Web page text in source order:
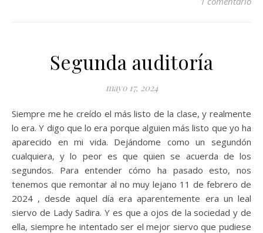
Segunda auditoría
mayo 17, 2024
Siempre me he creído el más listo de la clase, y realmente
lo era. Y digo que lo era porque alguien más listo que yo ha
aparecido en mi vida. Dejándome como un segundón
cualquiera, y lo peor es que quien se acuerda de los
segundos. Para entender cómo ha pasado esto, nos
tenemos que remontar al no muy lejano 11 de febrero de
2024 , desde aquel día era aparentemente era un leal
siervo de Lady Sadira. Y es que a ojos de la sociedad y de
ella, siempre he intentado ser el mejor siervo que pudiese